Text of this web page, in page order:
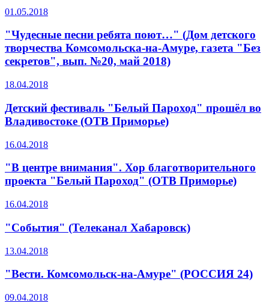
01.05.2018
"Чудесные песни ребята поют…" (Дом детского
творчества Комсомольска-на-Амуре, газета "Без
секретов", вып. №20, май 2018)
18.04.2018
Детский фестиваль "Белый Пароход" прошёл во
Владивостоке (ОТВ Приморье)
16.04.2018
"В центре внимания". Хор благотворительного
проекта "Белый Пароход" (ОТВ Приморье)
16.04.2018
"События" (Телеканал Хабаровск)
13.04.2018
"Вести. Комсомольск-на-Амуре" (РОССИЯ 24)
09.04.2018